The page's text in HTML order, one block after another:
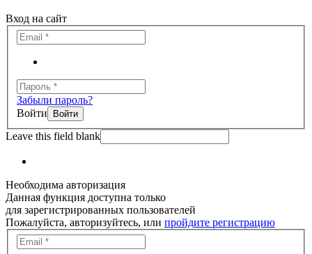
Вход на сайт
Забыли пароль?
Войти
Leave this field blank
Необходима авторизация
Данная функция доступна только
для зарегистрированных пользователей
Пожалуйста, авторизуйтесь, или пройдите регистрацию